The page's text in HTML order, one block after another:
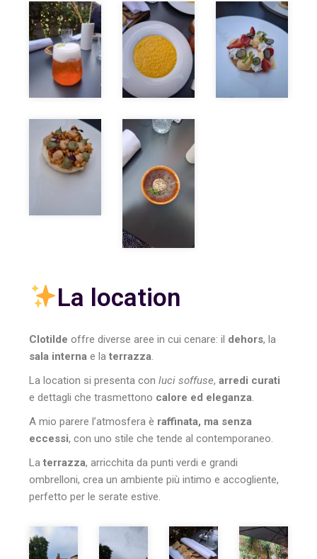
La location
Clotilde offre diverse aree in cui cenare: il dehors, la
sala interna e laterrazza.
La location si presenta conluci soffuse,arredi curati
e dettagli che trasmettono calore ed eleganza.
A mio parere l’atmosfera è raffinata, ma senza
eccessi, con uno stile che tende al contemporaneo.
Laterrazza, arricchita da punti verdi e grandi
ombrelloni, crea un ambiente più intimo e accogliente,
perfetto per le serate estive.